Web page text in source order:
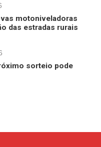
motoniveladoras
das estradas rurais
sorteio pode